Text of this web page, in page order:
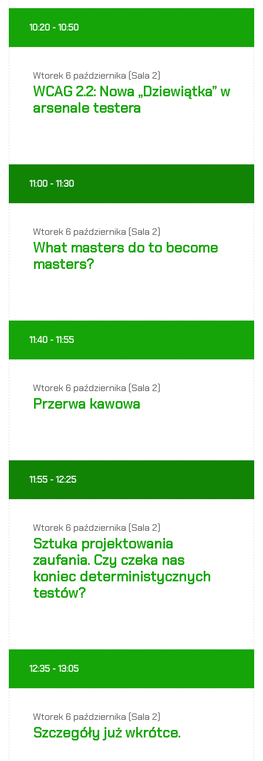
10:20 - 10:50
Wtorek6 października (Sala 2)
WCAG 2.2: Nowa „Dziewiątka” w
arsenale testera
11:00 - 11:30
Wtorek6 października (Sala 2)
What masters do to become
masters?
11:40 - 11:55
Wtorek6 października (Sala 2)
Przerwa kawowa
11:55 - 12:25
Wtorek6 października (Sala 2)
Sztuka projektowania
zaufania. Czy czeka nas
koniec deterministycznych
testów?
12:35 - 13:05
Wtorek6 października (Sala 2)
Szczegóły już wkrótce.